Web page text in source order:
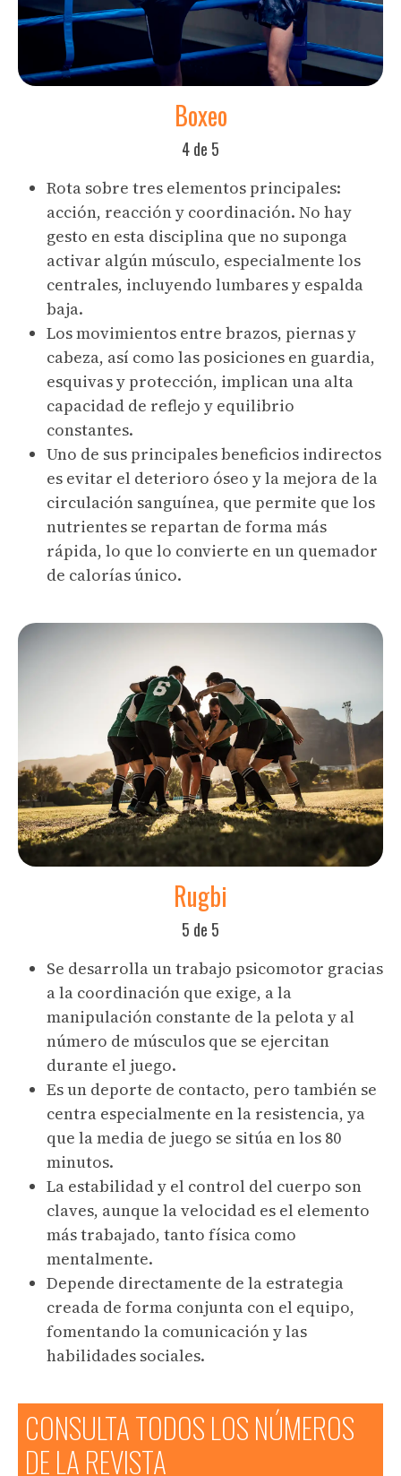
Boxeo
4 de 5
Rota sobre tres elementos principales:
acción, reacción y coordinación. No hay
gesto en esta disciplina que no suponga
activar algún músculo, especialmente los
centrales, incluyendo lumbares y espalda
baja.
Los movimientos entre brazos, piernas y
cabeza, así como las posiciones en guardia,
esquivas y protección, implican una alta
capacidad de reflejo y equilibrio
constantes.
Uno de sus principales beneficios indirectos
es evitar el deterioro óseo y la mejora de la
circulación sanguínea, que permite que los
nutrientes se repartan de forma más
rápida, lo que lo convierte en un quemador
de calorías único.
Rugbi
5 de 5
Se desarrolla un trabajo psicomotor gracias
a la coordinación que exige, a la
manipulación constante de la pelota y al
número de músculos que se ejercitan
durante el juego.
Es un deporte de contacto, pero también se
centra especialmente en la resistencia, ya
que la media de juego se sitúa en los 80
minutos.
La estabilidad y el control del cuerpo son
claves, aunque la velocidad es el elemento
más trabajado, tanto física como
mentalmente.
Depende directamente de la estrategia
creada de forma conjunta con el equipo,
fomentando la comunicación y las
habilidades sociales.
CONSULTA TODOS LOS NÚMEROS
DE LA REVISTA